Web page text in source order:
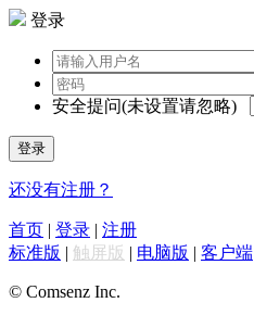
登录
安全提问(未设置请忽略)
登录
还没有注册？
首页 | 登录 | 注册
标准版 | 触屏版 | 电脑版 | 客户端
© Comsenz Inc.